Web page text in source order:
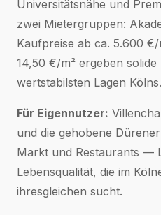
Universitätsnähe und
zwei Mietergruppen:
Kaufpreise ab ca. 5.600
14,50 €/m² ergeben
wertstabilsten Lagen Kölns.
Für Eigennutzer:
und die gehobene
Markt und Restaurants —
Lebensqualität, die im
ihresgleichen sucht.